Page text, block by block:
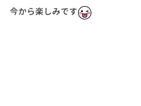
今から楽しみです